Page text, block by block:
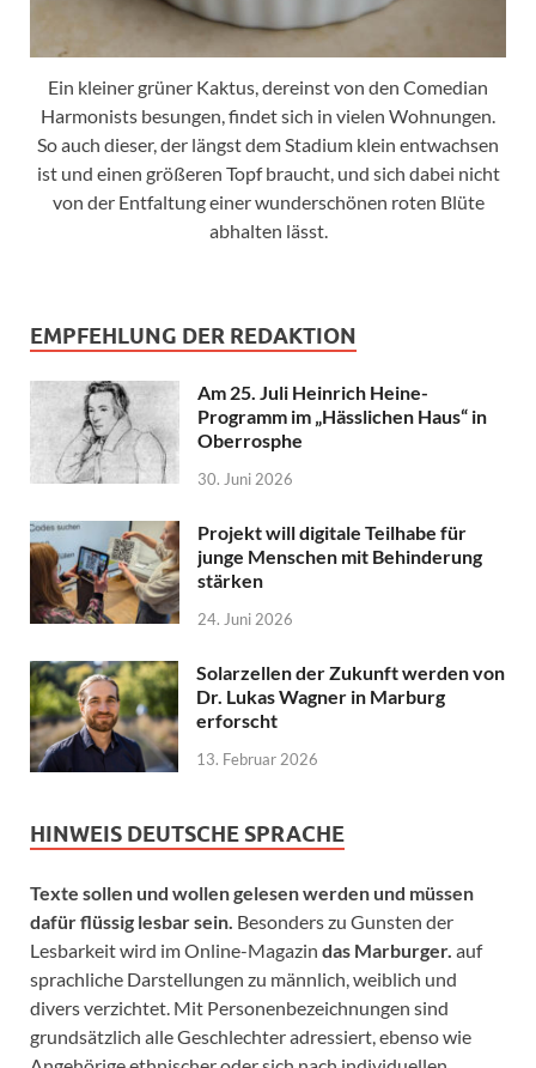
Ein kleiner grüner Kaktus, dereinst von den Comedian
Harmonists besungen, findet sich in vielen Wohnungen.
So auch dieser, der längst dem Stadium klein entwachsen
ist und einen größeren Topf braucht, und sich dabei nicht
von der Entfaltung einer wunderschönen roten Blüte
abhalten lässt.
EMPFEHLUNG DER REDAKTION
Am 25. Juli Heinrich Heine-
Programm im „Hässlichen Haus“ in
Oberrosphe
30. Juni 2026
Projekt will digitale Teilhabe für
junge Menschen mit Behinderung
stärken
24. Juni 2026
Solarzellen der Zukunft werden von
Dr. Lukas Wagner in Marburg
erforscht
13. Februar 2026
HINWEIS DEUTSCHE SPRACHE
Texte sollen und wollen gelesen werden und müssen
dafür flüssig lesbar sein. Besonders zu Gunsten der
Lesbarkeit wird im Online-Magazin das Marburger. auf
sprachliche Darstellungen zu männlich, weiblich und
divers verzichtet. Mit Personenbezeichnungen sind
grundsätzlich alle Geschlechter adressiert, ebenso wie